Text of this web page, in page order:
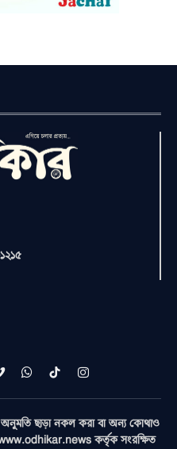
WhatsAppTikTokInstagram
ছাড়া নকল করা বা অন্য কোথাও
www.odhikar.news কর্তৃক সংরক্ষিত